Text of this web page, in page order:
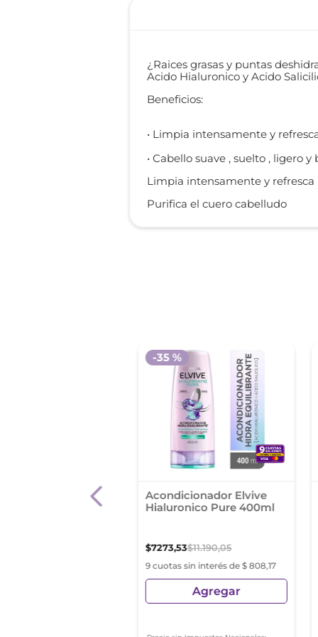
¿Raices grasas y puntas
Acido Hialuronico y Acido
Beneficios:
• Limpia intensamente y
• Cabello suave , suelto , ligero y
Limpia intensamente y refresca
Purifica el cuero cabelludo
Elvive
Acondicionador Elvive
Hialuronico Pure 400ml
$7273,53$11.190,05
9 cuotas sin interés de $ 808,17
-35 %
Agregar